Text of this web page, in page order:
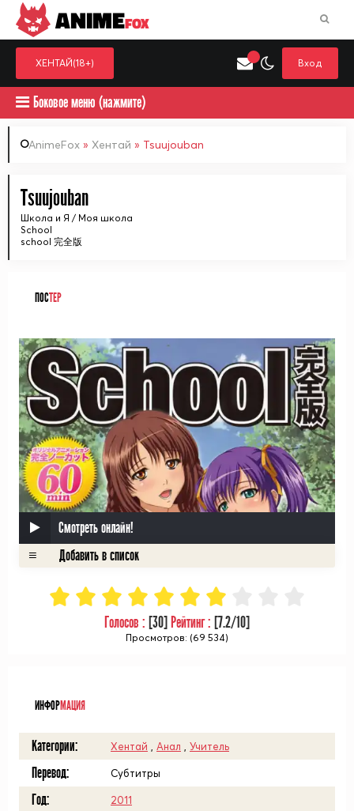
Выберите одну категорию для поиска
ANIMEFOX
ХЕНТАЙ(18+) Вход
Боковое меню (нажмите)
AnimeFox » Хентай » Tsuujouban
Tsuujouban
Школа и Я / Моя школа
School
school 完全版
ПОСТЕР
Смотреть онлайн!
Голосов : [30] Рейтинг : [7.2/10]
Просмотров: (69 534)
ИНФОРМАЦИЯ
Категории: Хентай Анал Учитель
Перевод: Субтитры
Год: 2011